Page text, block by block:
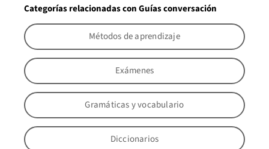
Categorías relacionadas con Guías conversación
Métodos de aprendizaje
Exámenes
Gramáticas y vocabulario
Diccionarios